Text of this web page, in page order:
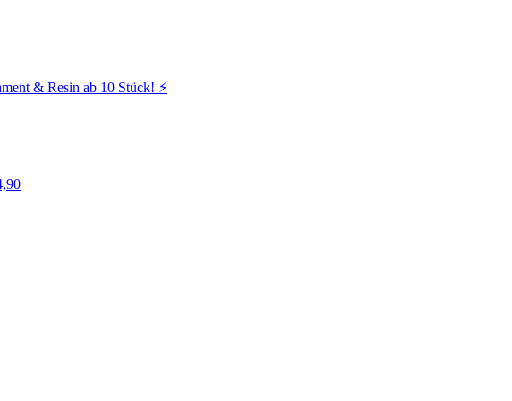
& Resin ab 10 Stück! ⚡️